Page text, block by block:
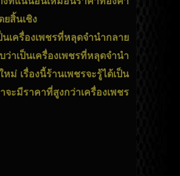
สิ้นเชิง
เครื่องเพชรที่หลุดจำนำกลาย
เป็นเครื่องเพชรที่หลุดจำนำ
ม่ เรื่องนี้ร้านเพชรจะรู้ได้เป็น
ะมีราคาที่สูงกว่าเครื่องเพชร